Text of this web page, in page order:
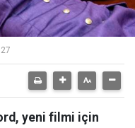
yeni filmi için